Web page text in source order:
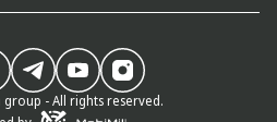
group - All rights reserved.